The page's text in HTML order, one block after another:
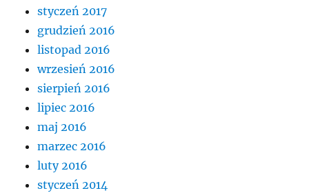
styczeń 2017
grudzień 2016
listopad 2016
wrzesień 2016
sierpień 2016
lipiec 2016
maj 2016
marzec 2016
luty 2016
styczeń 2014